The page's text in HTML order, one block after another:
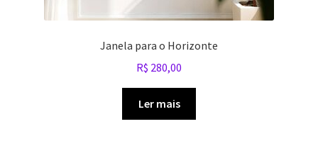
Janela para o Horizonte
R$ 280,00
Ler mais